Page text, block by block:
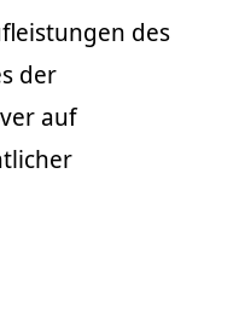
des
der
auf